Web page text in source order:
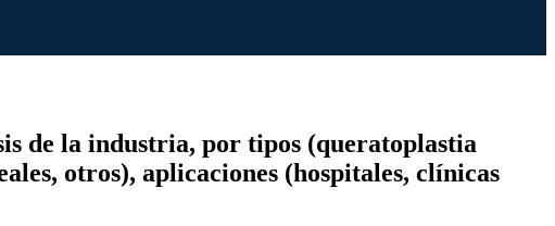
de la industria, por tipos (queratoplastia
otros), aplicaciones (hospitales, clínicas